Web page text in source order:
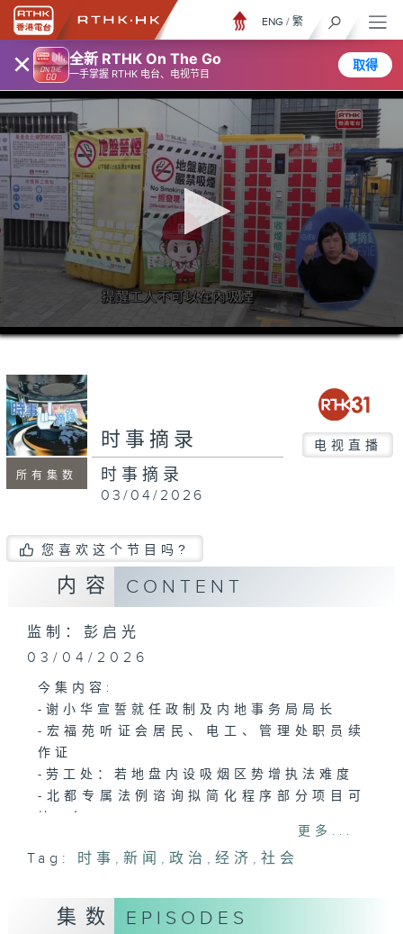
× 全新 RTHK On The Go
一手掌握 RTHK 电台、电视节目
取得
ENG / 繁
0
seconds
minutes,
7
seconds
所有集数
时事摘录 电视直播
时事摘录
03/04/2026
您喜欢这个节目吗?
内容 CONTENT
监制：彭启光
03/04/2026
今集内容:
-谢小华宣誓就任政制及内地事务局局长
-宏福苑听证会居民、电工、管理处职员续
作证
-劳工处：若地盘内设吸烟区势增执法难度
-北都专属法例谘询拟简化程序部分项目可
-的士设电子缴费首日新任运输署署长视察
-本月30日起禁止公众地方管有另类烟
-本港2月零售业总销货价值350亿元按年
更多...
Tag: 时事 ,新闻 ,政治 ,经济 ,社会
集数 EPISODES